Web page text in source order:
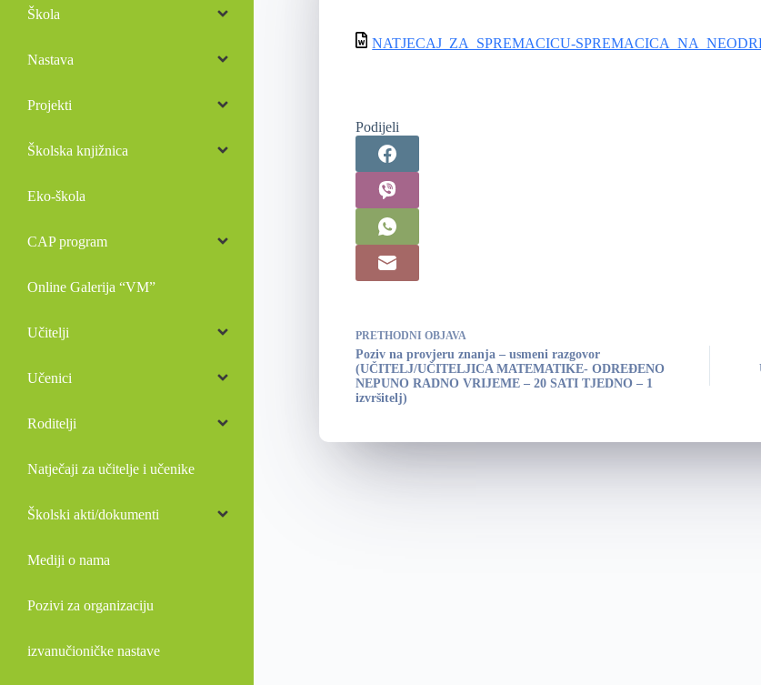
NATJECAJ_ZA_SPREMACICU-
Podijeli
PRETHODNI OBJAVA
Poziv na provjeru znanja – usmeni razgovor
(UČITELJ/UČITELJICA MATEMATIKE- ODREĐENO
NEPUNO RADNO VRIJEME – 20 SATI TJEDNO – 1
izvršitelj)
Škola
Nastava
Projekti
Školska knjižnica
Eko-škola
CAP program
Online Galerija “VM”
Učitelji
Učenici
Roditelji
Natječaji za učitelje i učenike
Školski akti/dokumenti
Mediji o nama
Pozivi za organizaciju
izvanučioničke nastave